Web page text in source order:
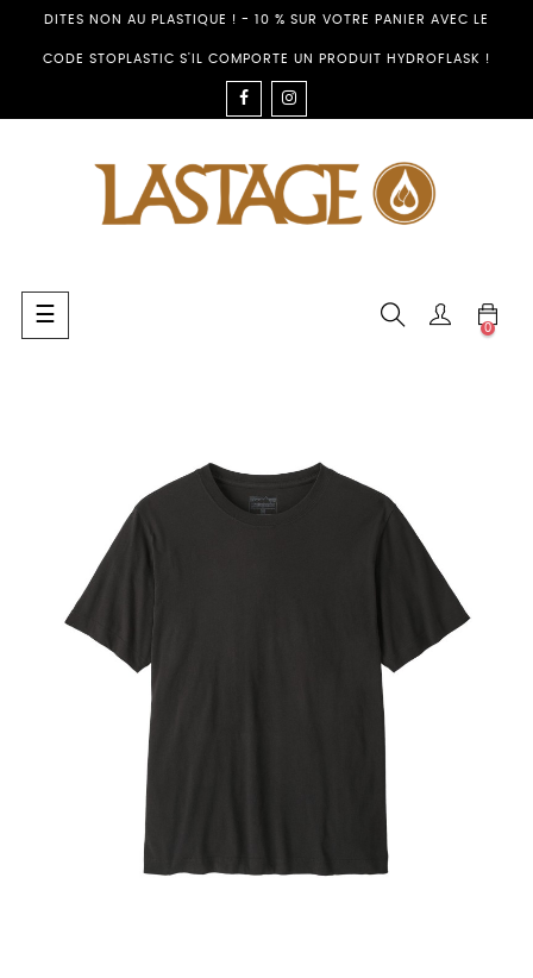
DITES NON AU PLASTIQUE ! - 10 % SUR VOTRE PANIER AVEC LE
CODE STOPLASTIC S'IL COMPORTE UN PRODUIT HYDROFLASK !
FACEBOOK
Toggle
navigation
☰
0